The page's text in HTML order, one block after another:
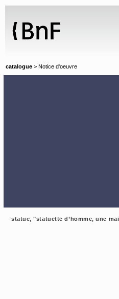
catalogue > Notice d'oeuvre
statue, "statuette d’homme, une